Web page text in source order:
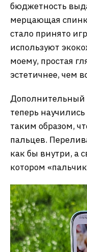
бюджетность
мерцающая
стало принято
используют
моему, простая
эстетичнее, чем
теперь
таким образом,
пальцев.
как бы внутри, а
котором